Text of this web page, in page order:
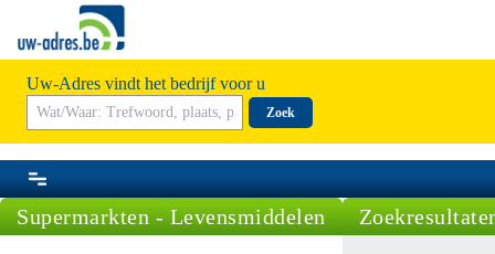
Uw-Adres vindt het bedrijf voor u
Zoek
Supermarkten - Levensmiddelen